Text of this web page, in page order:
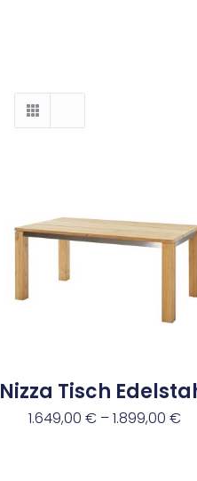
Nizza Tisch
1.649,00€ –1.899,00€